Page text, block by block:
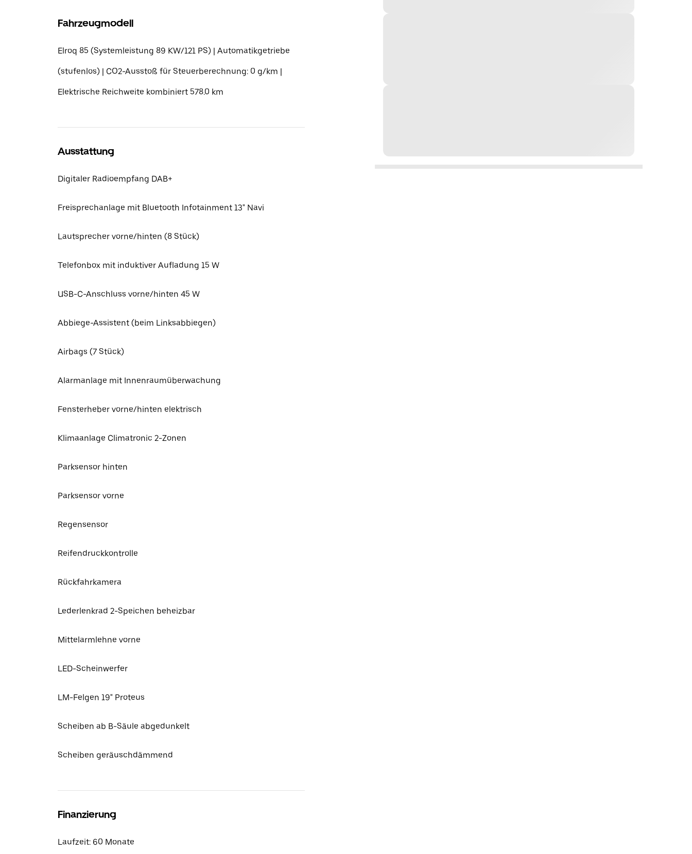
Fahrzeugmodell
Elroq 85 (Systemleistung 89 KW/121 PS) | Automatikgetriebe
(stufenlos) | CO2-Ausstoß für Steuerberechnung: 0 g/km |
Elektrische Reichweite kombiniert 578.0 km
Ausstattung
Digitaler Radioempfang DAB+
Freisprechanlage mit Bluetooth Infotainment 13" Navi
Lautsprecher vorne/hinten (8 Stück)
Telefonbox mit induktiver Aufladung 15 W
USB-C-Anschluss vorne/hinten 45 W
Abbiege-Assistent (beim Linksabbiegen)
Airbags (7 Stück)
Alarmanlage mit Innenraumüberwachung
Fensterheber vorne/hinten elektrisch
Klimaanlage Climatronic 2-Zonen
Parksensor hinten
Parksensor vorne
Regensensor
Reifendruckkontrolle
Rückfahrkamera
Lederlenkrad 2-Speichen beheizbar
Mittelarmlehne vorne
LED-Scheinwerfer
LM-Felgen 19" Proteus
Scheiben ab B-Säule abgedunkelt
Scheiben geräuschdämmend
Finanzierung
Laufzeit: 60 Monate